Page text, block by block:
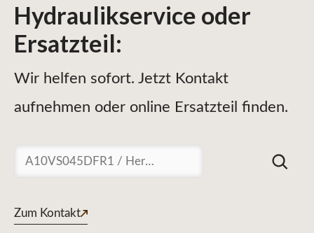
Hydraulikservice oder
Ersatzteil:
Wir helfen sofort. Jetzt Kontakt
aufnehmen oder online Ersatzteil finden.
Suchen
Zum Kontakt